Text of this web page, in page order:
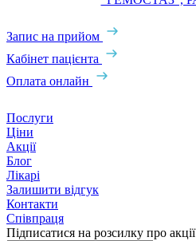
Запис на прийом
Кабінет пацієнта
Оплата онлайн
Послуги
Ціни
Акції
Блог
Лікарі
Залишити відгук
Контакти
Співпраця
Підписатися на розсилку про акції